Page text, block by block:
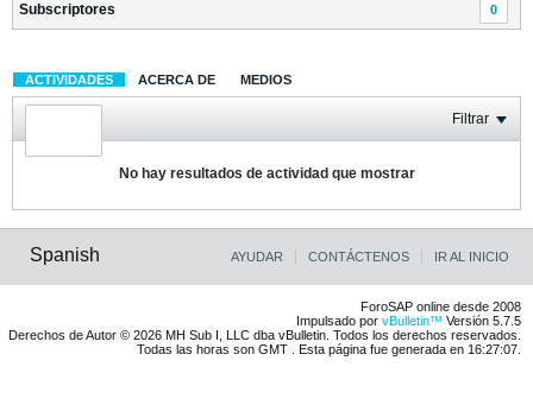
Subscriptores 0
ACTIVIDADES ACERCA DE MEDIOS
Filtrar
No hay resultados de actividad que mostrar
Spanish AYUDAR CONTÁCTENOS IR AL INICIO
ForoSAP online desde 2008
Impulsado por vBulletin™ Versión 5.7.5
Derechos de Autor © 2026 MH Sub I, LLC dba vBulletin. Todos los derechos reservados.
Todas las horas son GMT . Esta página fue generada en 16:27:07.